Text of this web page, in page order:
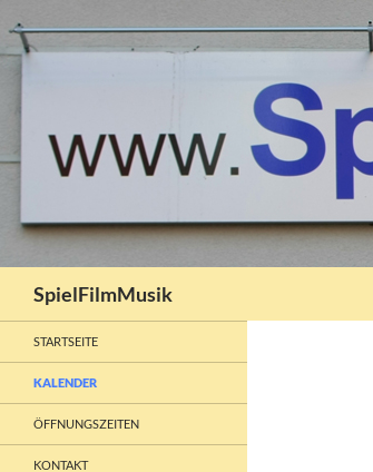
SpielFilmMusik
STARTSEITE
KALENDER
ÖFFNUNGSZEITEN
KONTAKT